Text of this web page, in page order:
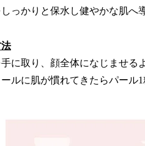
っかりと保水し健やかな肌へ
に取り、顔全体になじませる
ルに肌が慣れてきたらパール